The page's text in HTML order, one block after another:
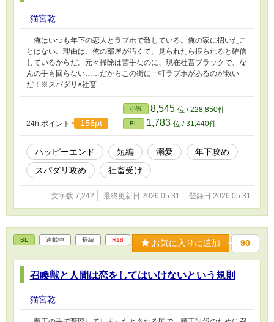
猫宮乾
俺はいつも年下の恋人とラブホで致している。俺の家に招いたこ
とはない。理由は、俺の部屋が汚くて、見られたら振られると確信
しているからだ。元々掃除は苦手なのに、現在社畜ブラックで、な
んの手も回らない……だからこの街に一軒ラブホがあるのが救い
だ！※スパダリ×社畜
24h.ポイント 156pt
小説 8,545 位 / 228,850件
BL 1,783 位 / 31,440件
ハッピーエンド 短編 溺愛
年下攻め
スパダリ攻め
社畜受け
文字数 7,242 最終更新日 2026.05.31 登録日 2026.05.31
BL 連載中 長編 R18 お気に入りに追加 90
召喚獣と人間は恋をしてはいけないという規則
猫宮乾